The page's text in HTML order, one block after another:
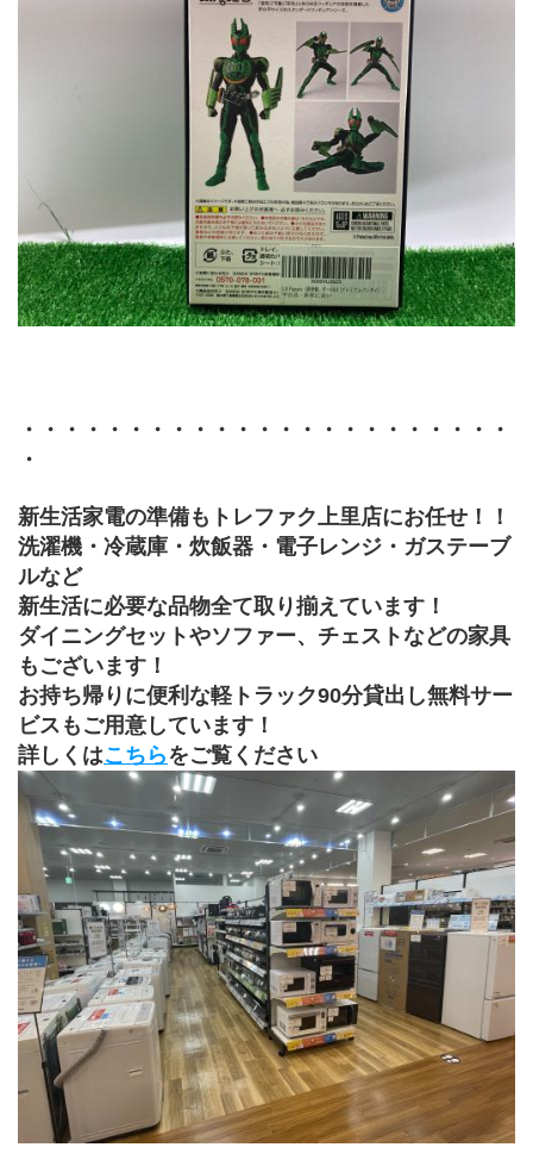
・・・・・・・・・・・・・・・・・・・・・・・
・
新生活家電の準備もトレファク上里店にお任せ！！
洗濯機・冷蔵庫・炊飯器・電子レンジ・ガステーブ
ルなど
新生活に必要な品物全て取り揃えています！
ダイニングセットやソファー、チェストなどの家具
もございます！
お持ち帰りに便利な軽トラック90分貸出し無料サー
ビスもご用意しています！
詳しくはこちら をご覧ください